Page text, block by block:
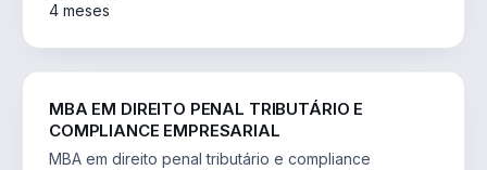
4 meses
MBA EM DIREITO PENAL TRIBUTÁRIO E
COMPLIANCE EMPRESARIAL
MBA em direito penal tributário e compliance